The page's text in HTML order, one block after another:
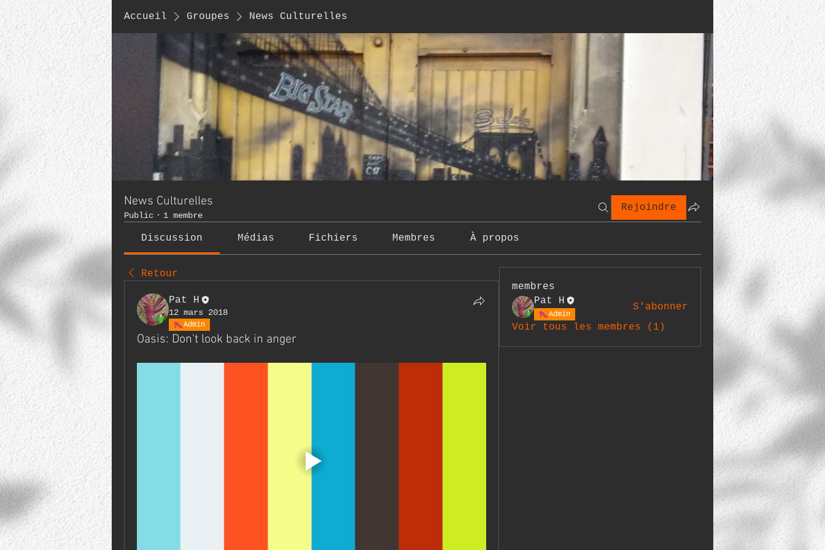
Accueil Groupes News Culturelles
News Culturelles
Public · 1 membre
Rejoindre
Discussion Médias Fichiers Membres À propos
Retour
Pat H
12 mars 2018
Admin
Oasis: Don't look back in anger
membres
Pat H
Admin
S'abonner
Voir tous les membres (1)